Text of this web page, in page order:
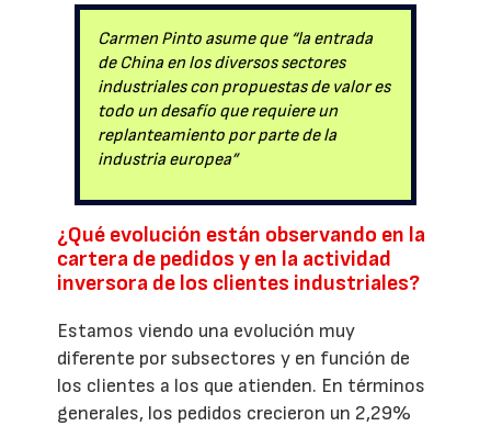
Carmen Pinto asume que “la entrada
de China en los diversos sectores
industriales con propuestas de valor es
todo un desafío que requiere un
replanteamiento por parte de la
industria europea”
¿Qué evolución están observando en la
cartera de pedidos y en la actividad
inversora de los clientes industriales?
Estamos viendo una evolución muy
diferente por subsectores y en función de
los clientes a los que atienden. En términos
generales, los pedidos crecieron un 2,29%